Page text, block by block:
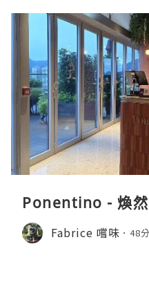
Ponentino - 煥
Fabrice 嚐味 48